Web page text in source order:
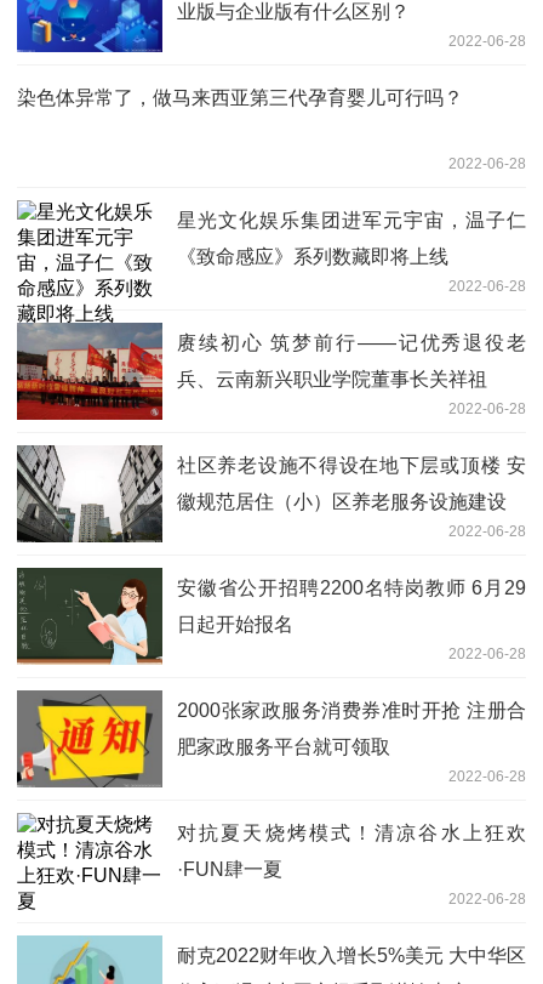
业版与企业版有什么区别？
2022-06-28
染色体异常了，做马来西亚第三代孕育婴儿可行吗？
2022-06-28
星光文化娱乐集团进军元宇宙，温子仁
《致命感应》系列数藏即将上线
2022-06-28
赓续初心 筑梦前行——记优秀退役老
兵、云南新兴职业学院董事长关祥祖
2022-06-28
社区养老设施不得设在地下层或顶楼 安
徽规范居住（小）区养老服务设施建设
2022-06-28
安徽省公开招聘2200名特岗教师 6月29
日起开始报名
2022-06-28
2000张家政服务消费券准时开抢 注册合
肥家政服务平台就可领取
2022-06-28
对抗夏天烧烤模式！清凉谷水上狂欢
·FUN肆一夏
2022-06-28
耐克2022财年收入增长5%美元 大中华区